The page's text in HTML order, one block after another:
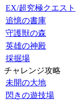
EX/超究極クエスト
追憶の書庫
守護獣の森
英雄の神殿
採掘場
チャレンジ攻略
未開の大地
閃きの遊技場